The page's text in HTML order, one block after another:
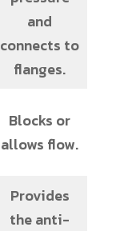
and
connects to
flanges.
Blocks or
allows flow.
Provides
the anti-